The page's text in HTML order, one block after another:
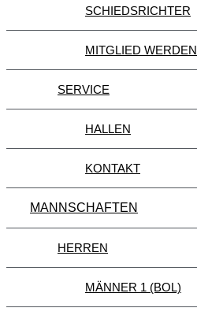
SCHIEDSRICHTER
MITGLIED WERDEN
SERVICE
HALLEN
KONTAKT
MANNSCHAFTEN
HERREN
MÄNNER 1 (BOL)